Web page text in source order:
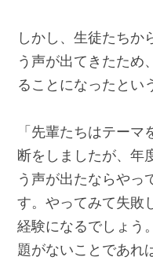
しかし、生徒たちか
う声が出てきたため
ることになったとい
「先輩たちはテー
断をしましたが、年
う声が出たならやっ
す。やってみて失敗
経験になるでしょう
題がないことであれ